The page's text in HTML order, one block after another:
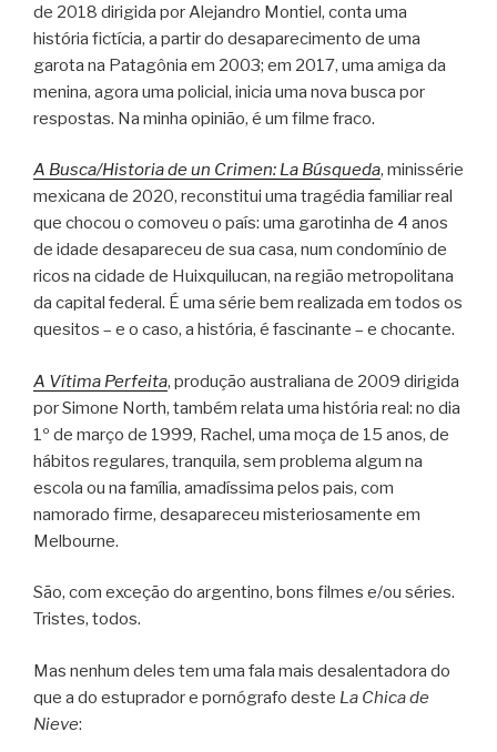
de 2018 dirigida por Alejandro Montiel, conta uma
história fictícia, a partir do desaparecimento de uma
garota na Patagônia em 2003; em 2017, uma amiga da
menina, agora uma policial, inicia uma nova busca por
respostas. Na minha opinião, é um filme fraco.
A Busca/Historia de un Crimen: La Búsqueda, minissérie
mexicana de 2020, reconstitui uma tragédia familiar real
que chocou o comoveu o país: uma garotinha de 4 anos
de idade desapareceu de sua casa, num condomínio de
ricos na cidade de Huixquilucan, na região metropolitana
da capital federal. É uma série bem realizada em todos os
quesitos – e o caso, a história, é fascinante – e chocante.
A Vítima Perfeita, produção australiana de 2009 dirigida
por Simone North, também relata uma história real: no dia
1º de março de 1999, Rachel, uma moça de 15 anos, de
hábitos regulares, tranquila, sem problema algum na
escola ou na família, amadíssima pelos pais, com
namorado firme, desapareceu misteriosamente em
Melbourne.
São, com exceção do argentino, bons filmes e/ou séries.
Tristes, todos.
Mas nenhum deles tem uma fala mais desalentadora do
que a do estuprador e pornógrafo deste La Chica de
Nieve: